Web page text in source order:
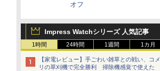
オフ
Impress Watchシリーズ 人気記事
1時間 24時間 1週間 1カ月
【家電レビュー】手ごわい雑草との戦い、コメ
リの草刈機で完全勝利 掃除機感覚で使えた